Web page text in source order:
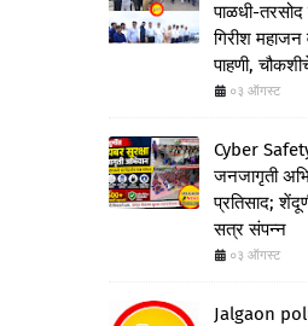
पाळधी-
गिरीश महाजन
पाहणी,
०३ ऑगस्ट
Cyber
जनजागृती
प्रतिसाद;
सत्र संपन्न
०३ ऑगस्ट
Jalgaon